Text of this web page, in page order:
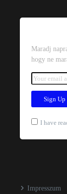
Maradj
hogy ne
I have
Impresszum